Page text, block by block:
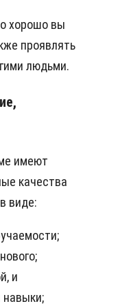
хорошо вы
проявлять
людьми.
имеют
качества
виде:
и
навыки;